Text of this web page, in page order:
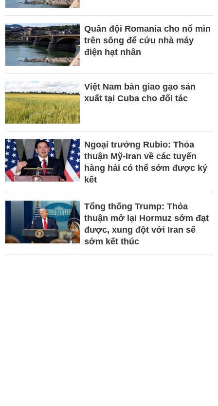
Quân đội Romania cho nổ mìn
trên sông để cứu nhà máy
điện hạt nhân
Việt Nam bàn giao gạo sản
xuất tại Cuba cho đối tác
Ngoại trưởng Rubio: Thỏa
thuận Mỹ-Iran về các tuyến
hàng hải có thể sớm được ký
kết
Tổng thống Trump: Thỏa
thuận mở lại Hormuz sớm đạt
được, xung đột với Iran sẽ
sớm kết thúc